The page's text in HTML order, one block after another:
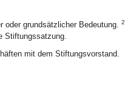
oder grundsätzlicher Bedeutung. 2
Stiftungssatzung.
mit dem Stiftungsvorstand.